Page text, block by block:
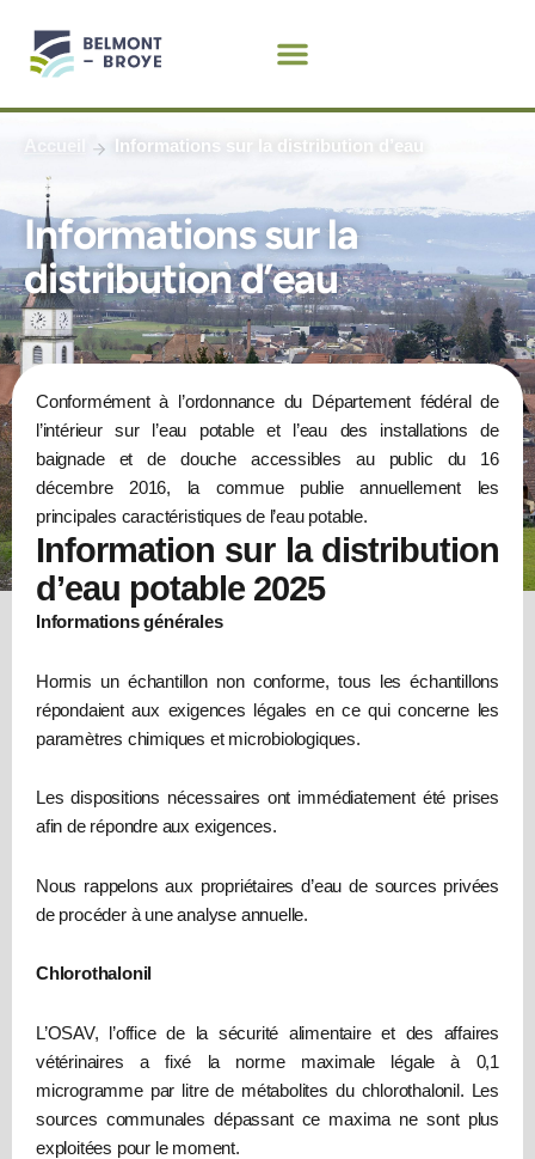
contenu
Informations sur la distribution d’eau
Informations sur la
distribution d’eau
Conformément à l’ordonnance du Département fédéral de
l’intérieur sur l’eau potable et l’eau des installations de
baignade et de douche accessibles au public du 16
décembre 2016, la commue publie annuellement les
principales caractéristiques de l’eau potable.
Information sur la distribution
d’eau potable 2025
Informations générales
Hormis un échantillon non conforme, tous les échantillons
répondaient aux exigences légales en ce qui concerne les
paramètres chimiques et microbiologiques.
Les dispositions nécessaires ont immédiatement été prises
afin de répondre aux exigences.
Nous rappelons aux propriétaires d’eau de sources privées
de procéder à une analyse annuelle.
Chlorothalonil
L’OSAV, l’office de la sécurité alimentaire et des affaires
vétérinaires a fixé la norme maximale légale à 0,1
microgramme par litre de métabolites du chlorothalonil. Les
sources communales dépassant ce maxima ne sont plus
exploitées pour le moment.